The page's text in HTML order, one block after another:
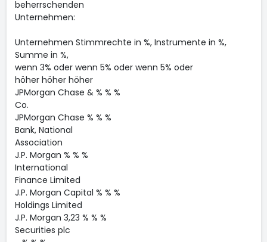
beherrschenden
Unternehmen:
Unternehmen Stimmrechte in %, Instrumente in %,
Summe in %,
wenn 3% oder wenn 5% oder wenn 5% oder
höher höher höher
JPMorgan Chase & % % %
Co.
JPMorgan Chase % % %
Bank, National
Association
J.P. Morgan % % %
International
Finance Limited
J.P. Morgan Capital % % %
Holdings Limited
J.P. Morgan 3,23 % % %
Securities plc